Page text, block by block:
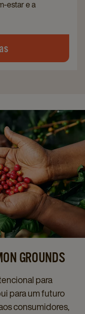
e a
GROUNDS
para
para um futuro
consumidores,